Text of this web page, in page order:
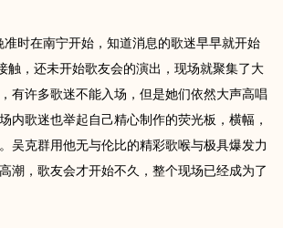
时在南宁开始，知道消息的歌迷早早就开始
触，还未开始歌友会的演出，现场就聚集了大
有许多歌迷不能入场，但是她们依然大声高唱
内歌迷也举起自己精心制作的荧光板，横幅，
吴克群用他无与伦比的精彩歌喉与极具爆发力
潮，歌友会才开始不久，整个现场已经成为了